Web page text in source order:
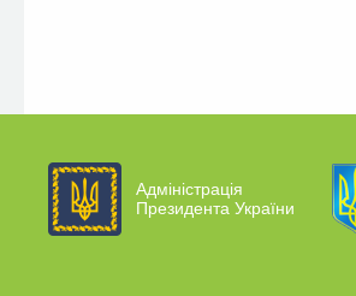
Адміністрація
Президента України